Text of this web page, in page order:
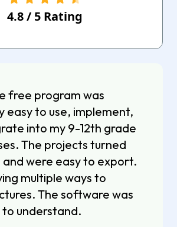
4.8/ 5 Rating
free program was
easy to use, implement,
into my 9-12th grade
The projects turned
were easy to export.
multiple ways to
The software was
to understand.